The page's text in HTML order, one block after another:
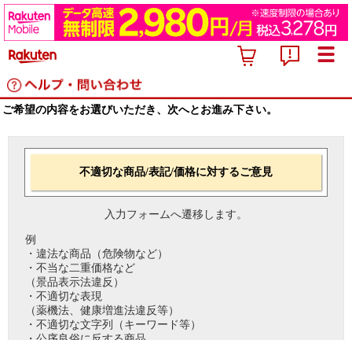
ご希望の内容をお選びいただき、次へとお進み下さい。
不適切な商品/表記/価格に対するご意見
入力フォームへ遷移します。
例
・違法な商品（危険物など）
・不当な二重価格など
（景品表示法違反）
・不適切な表現
（薬機法、健康増進法違反等）
・不適切な文字列（キーワード等）